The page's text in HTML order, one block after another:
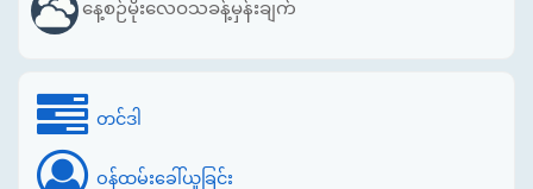
နေ့စဉ်မိုးလေဝသခန့်မှန်းချက်
တင်ဒါ
ဝန်ထမ်းခေါ်ယူခြင်း